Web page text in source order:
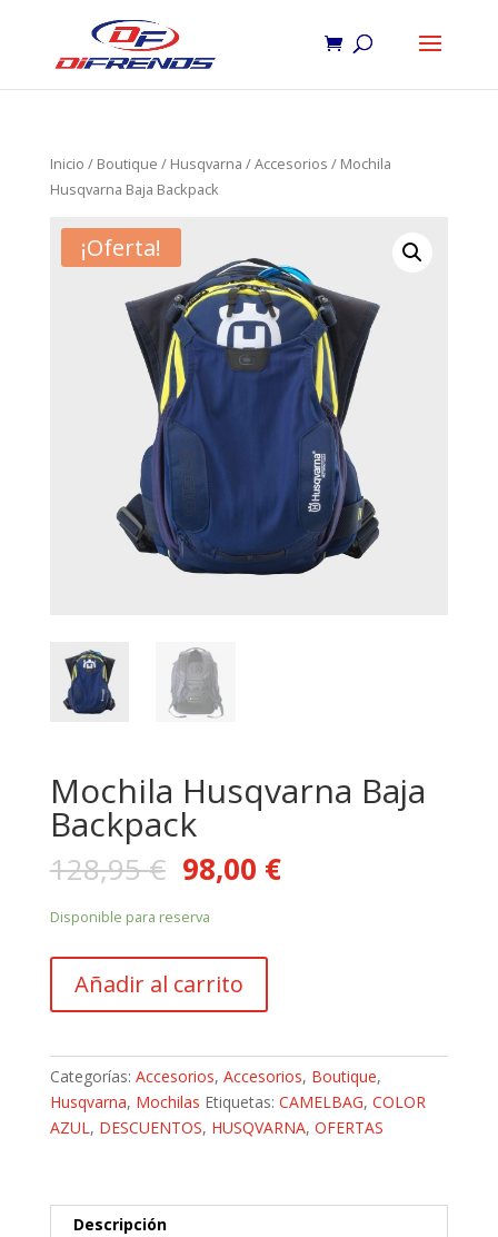
Inicio / Boutique / Husqvarna /Accesorios / Mochila
Husqvarna Baja Backpack
¡Oferta!
Mochila Husqvarna Baja
Backpack
128,95€ 98,00 €
Disponible para reserva
Husqvarna
cantidad
Añadir al carrito
Categorías: Accesorios, Accesorios, Boutique,
Husqvarna, Mochilas Etiquetas: CAMELBAG, COLOR
AZUL, DESCUENTOS, HUSQVARNA, OFERTAS
Descripción